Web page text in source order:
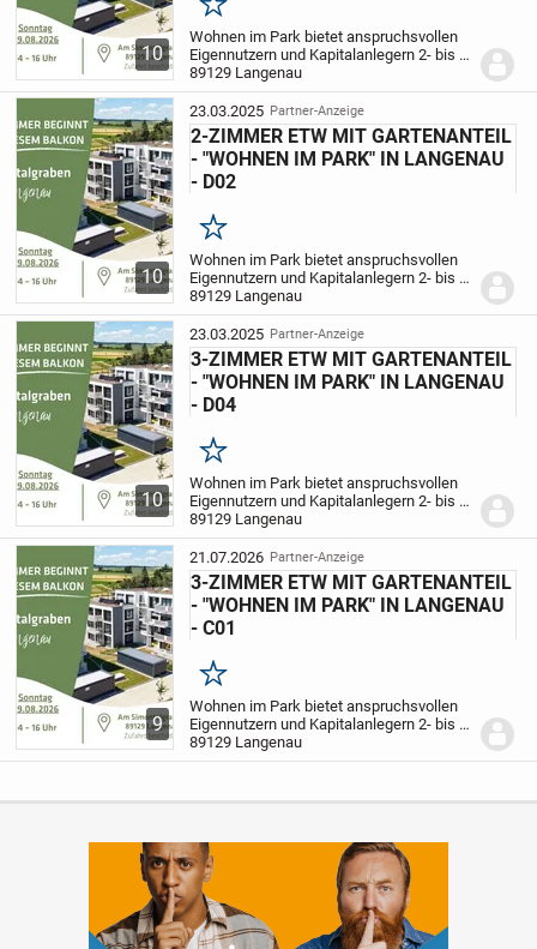
10
Merken
Wohnen im Park bietet anspruchsvollen
Eigennutzern und Kapitalanlegern 2- bis 4-
Zimmer-Wohnungen mit Wohnflächen
zwischen rund 60 m² und ca. 145 m².
Singles und Paare jeder Altersklasse
sowie Familien...
89129 Langenau
10
23.03.2025 Partner-Anzeige
2-ZIMMER ETW MIT GARTENANTEIL
- "WOHNEN IM PARK" IN LANGENAU
- D02
Merken
Wohnen im Park bietet anspruchsvollen
Eigennutzern und Kapitalanlegern 2- bis 4-
Zimmer-Wohnungen mit Wohnflächen
zwischen rund 60 m² und ca. 145 m².
Singles und Paare jeder Altersklasse
sowie Familien...
89129 Langenau
10
23.03.2025 Partner-Anzeige
3-ZIMMER ETW MIT GARTENANTEIL
- "WOHNEN IM PARK" IN LANGENAU
- D04
Merken
Wohnen im Park bietet anspruchsvollen
Eigennutzern und Kapitalanlegern 2- bis 4-
Zimmer-Wohnungen mit Wohnflächen
zwischen rund 60 m² und ca. 145 m².
Singles und Paare jeder Altersklasse
sowie Familien...
89129 Langenau
9
21.07.2026 Partner-Anzeige
3-ZIMMER ETW MIT GARTENANTEIL
- "WOHNEN IM PARK" IN LANGENAU
- C01
Merken
Wohnen im Park bietet anspruchsvollen
Eigennutzern und Kapitalanlegern 2- bis 4-
Zimmer-Wohnungen mit Wohnflächen
zwischen rund 60 m² und ca. 145 m².
sowie Familien...
89129 Langenau